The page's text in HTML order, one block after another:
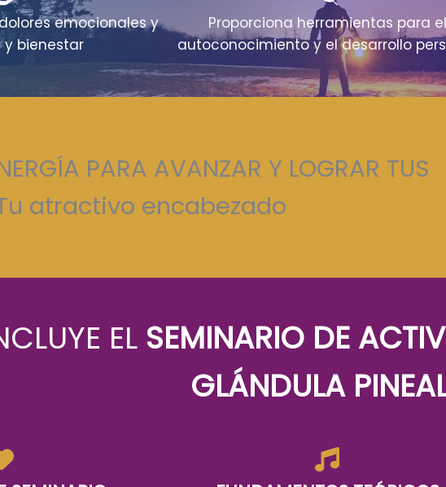
emocionales y
bienestar
Proporciona herramientas para el
autoconocimiento y el desarrollo
PARA AVANZAR Y LOGRAR TUS
atractivo encabezado
EL SEMINARIO DE
GLÁNDULA